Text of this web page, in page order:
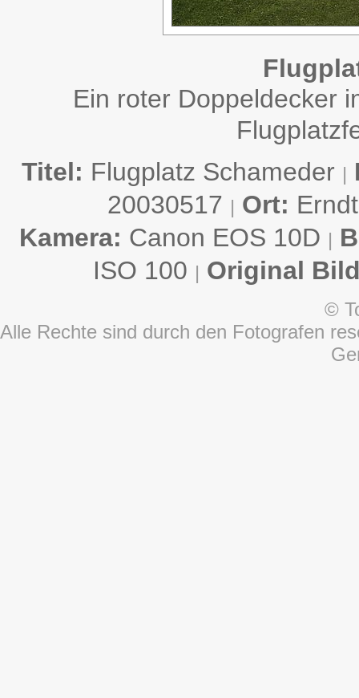
Ein roter Doppeldecker
Titel: Flugplatz Schameder |
20030517 | Ort:
Kamera: Canon EOS 10D |
ISO 100 | Original
©
Alle Rechte sind durch den Fotografen